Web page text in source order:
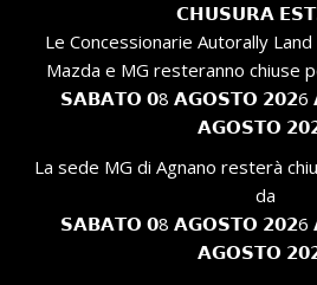
𝗖𝗛𝗨𝗦𝗨𝗥𝗔
Le Concessionarie Autorally
Mazda e MG resteranno chiuse
𝗦𝗔𝗕𝗔𝗧𝗢 𝟬8 𝗔𝗚𝗢𝗦𝗧𝗢 𝟮𝟬𝟮6
𝗔𝗚𝗢𝗦𝗧𝗢
La sede MG di Agnano resterà
da
𝗦𝗔𝗕𝗔𝗧𝗢 𝟬8 𝗔𝗚𝗢𝗦𝗧𝗢 𝟮𝟬𝟮6
𝗔𝗚𝗢𝗦𝗧𝗢